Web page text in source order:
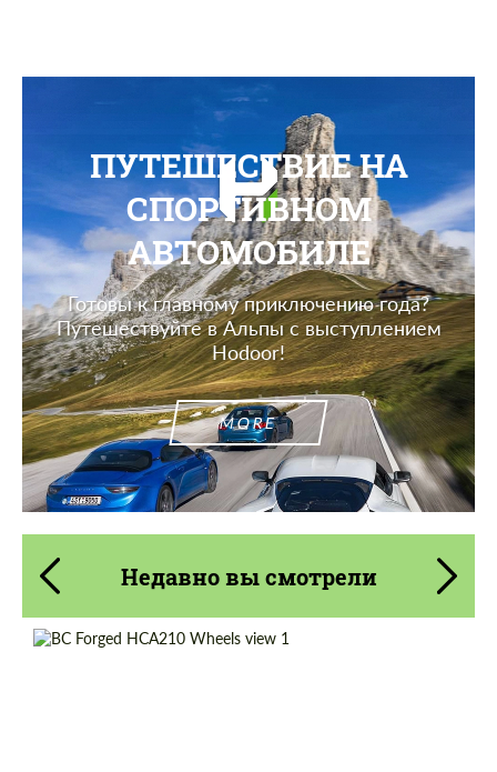
ПУТЕШЕСТВИЕ НА
СПОРТИВНОМ
АВТОМОБИЛЕ
Готовы к главному приключению года?
Путешествуйте в Альпы с выступлением
Hodoor!
MORE
Недавно вы смотрели